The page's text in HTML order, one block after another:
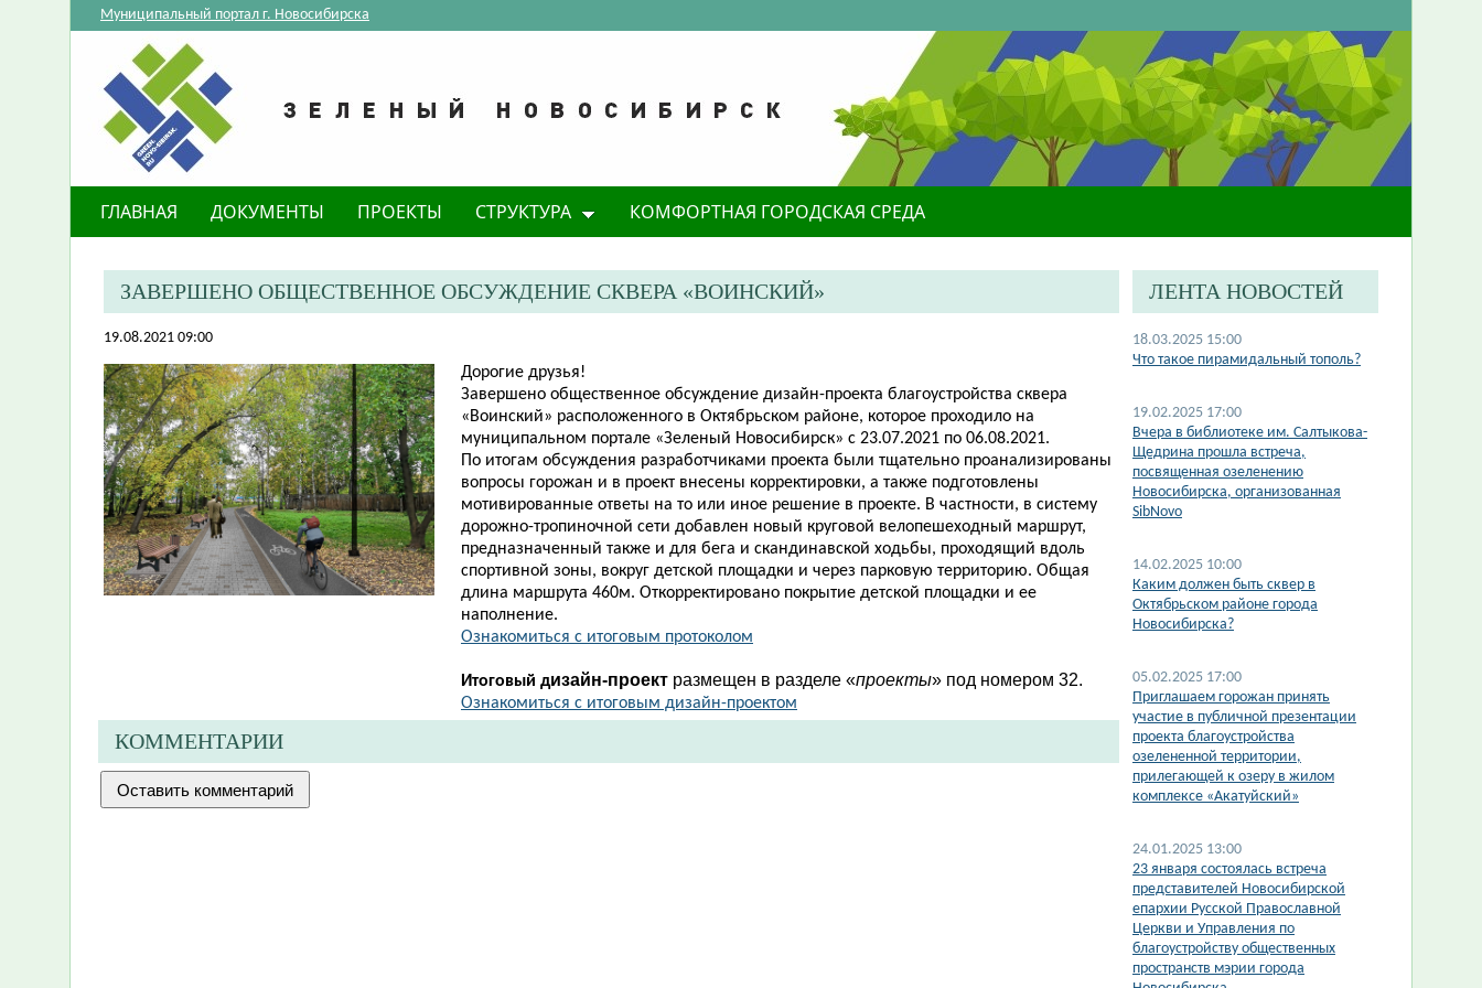
Муниципальный портал г. Новосибирска
ГЛАВНАЯ ДОКУМЕНТЫ ПРОЕКТЫ СТРУКТУРА КОМФОРТНАЯ ГОРОДСКАЯ СРЕДА
ЗАВЕРШЕНО ОБЩЕСТВЕННОЕ ОБСУЖДЕНИЕ СКВЕРА «ВОИНСКИЙ»
19.08.2021 09:00
Дорогие друзья!
Завершено общественное обсуждение дизайн-проекта благоустройства сквера
«Воинский» расположенного в Октябрьском районе, которое проходило на
муниципальном портале «Зеленый Новосибирск» с 23.07.2021 по 06.08.2021.
По итогам обсуждения разработчиками проекта были тщательно проанализированы
вопросы горожан и в проект внесены корректировки, а также подготовлены
мотивированные ответы на то или иное решение в проекте. В частности, в систему
дорожно-тропиночной сети добавлен новый круговой велопешеходный маршрут,
предназначенный также и для бега и скандинавской ходьбы, проходящий вдоль
спортивной зоны, вокруг детской площадки и через парковую территорию. Общая
длина маршрута 460м. Откорректировано покрытие детской площадки и ее
наполнение.
Ознакомиться с итоговым протоколом
Итоговый дизайн-проект размещен в разделе «проекты» под номером 32.
Ознакомиться с итоговым дизайн-проектом​
КОММЕНТАРИИ
ЛЕНТА НОВОСТЕЙ
18.03.2025 15:00
Что такое пирамидальный тополь?
19.02.2025 17:00
Вчера в библиотеке им. Салтыкова-
Щедрина прошла встреча,
посвященная озеленению
Новосибирска, организованная
SibNovo
14.02.2025 10:00
​Каким должен быть сквер в
Октябрьском районе города
Новосибирска?
05.02.2025 17:00
​Приглашаем горожан принять
участие в публичной презентации
проекта благоустройства
озелененной территории,
прилегающей к озеру в жилом
комплексе «Акатуйский»
24.01.2025 13:00
23 января состоялась встреча
представителей Новосибирской
епархии Русской Православной
Церкви и Управления по
благоустройству общественных
пространств мэрии города